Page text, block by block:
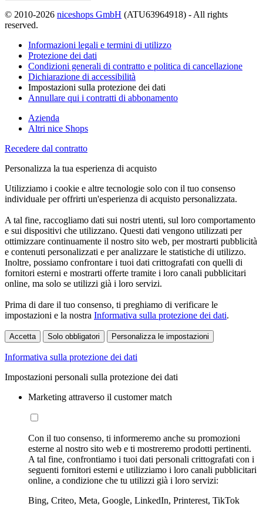
© 2010-2026 niceshops GmbH (ATU63964918) - All rights
reserved.
Informazioni legali e termini di utilizzo
Protezione dei dati
Condizioni generali di contratto e politica di cancellazione
Dichiarazione di accessibilità
Impostazioni sulla protezione dei dati
Annullare qui i contratti di abbonamento
Azienda
Altri nice Shops
Recedere dal contratto
Personalizza la tua esperienza di acquisto
Utilizziamo i cookie e altre tecnologie solo con il tuo consenso
individuale per offrirti un'esperienza di acquisto personalizzata.
A tal fine, raccogliamo dati sui nostri utenti, sul loro comportamento
e sui dispositivi che utilizzano. Questi dati vengono utilizzati per
ottimizzare continuamente il nostro sito web, per mostrarti pubblicità
e contenuti personalizzati e per analizzare le statistiche di utilizzo.
Inoltre, possiamo confrontare i tuoi dati crittografati con quelli di
fornitori esterni e mostrarti offerte tramite i loro canali pubblicitari
online, ma solo se utilizzi già i loro servizi.
Prima di dare il tuo consenso, ti preghiamo di verificare le
impostazioni e la nostra Informativa sulla protezione dei dati.
Accetta Solo obbligatori Personalizza le impostazioni
Informativa sulla protezione dei dati
Impostazioni personali sulla protezione dei dati
Marketing attraverso il customer match
Con il tuo consenso, ti informeremo anche su promozioni
esterne al nostro sito web e ti mostreremo prodotti pertinenti.
A tal fine, confrontiamo i tuoi dati personali crittografati con i
seguenti fornitori esterni e utilizziamo i loro canali pubblicitari
online, a condizione che tu utilizzi già i loro servizi:
Bing, Criteo, Meta, Google, LinkedIn, Printerest, TikTok